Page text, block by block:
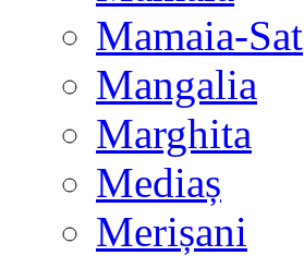
Mamaia-Sat
Mangalia
Marghita
Mediaș
Merișani